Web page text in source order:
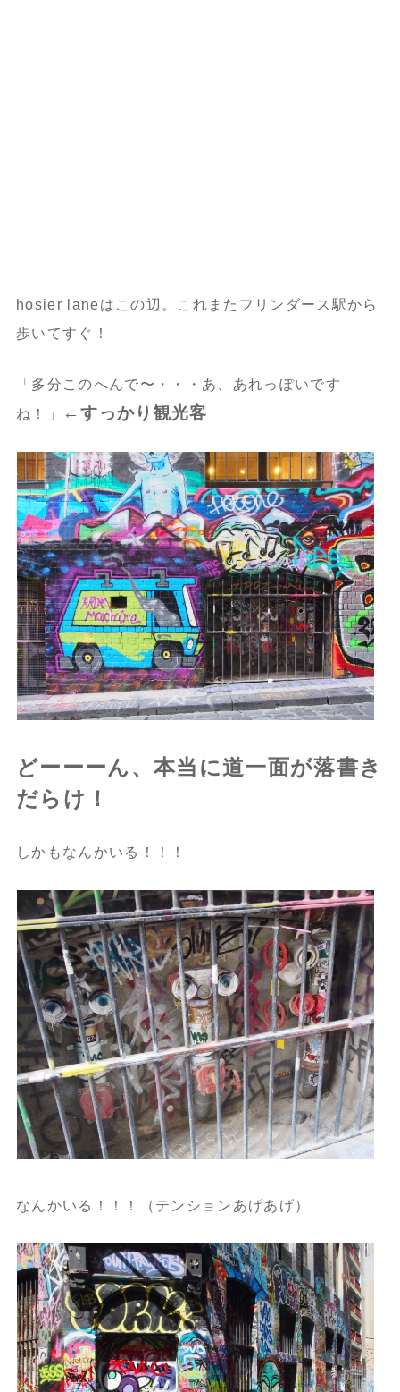
hosier laneはこの辺。これまたフリンダース駅から
歩いてすぐ！
「多分このへんで〜・・・あ、あれっぽいです
ね！」
←すっかり観光客
どーーーん、本当に道一面が落書き
だらけ！
しかもなんかいる！！！
なんかいる！！！（テンションあげあげ）